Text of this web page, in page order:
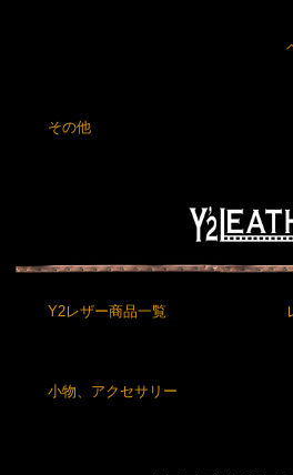
その他
Y2レザー商品一覧
小物、アクセサリー